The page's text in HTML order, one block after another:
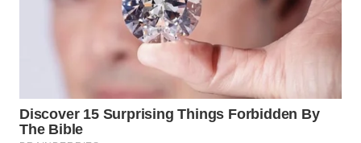
LISTRIK
MASYARAKAT
WALINKI
ID